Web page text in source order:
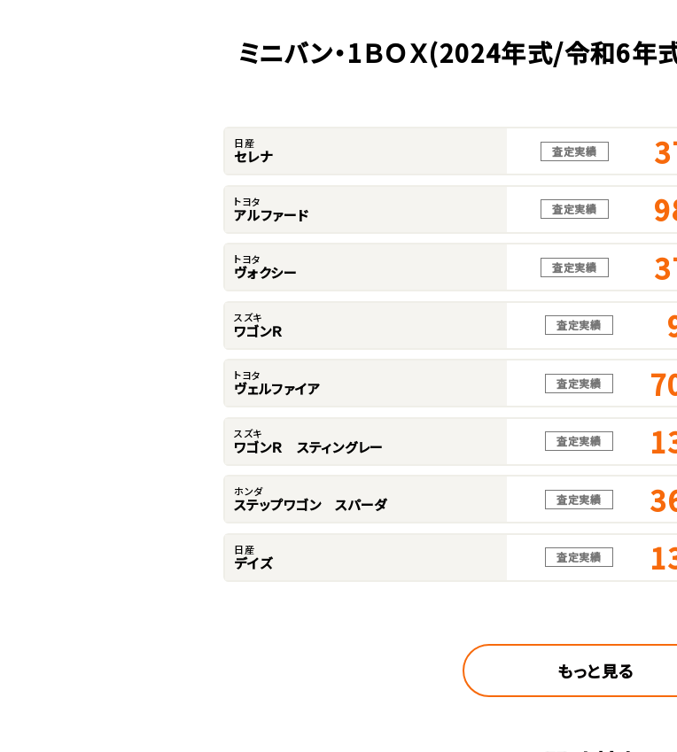
ミニバン・1ＢＯＸ(2024年式/令和6
日産
セレナ 査定実績
トヨタ
アルファード 査定実績
トヨタ
ヴォクシー 査定実績
スズキ
ワゴンＲ 査定実績
トヨタ
ヴェルファイア 査定実績
スズキ
ワゴンＲ スティングレー 査定実績
ホンダ
ステップワゴン スパーダ 査定実績
日産
デイズ 査定実績
もっと見る